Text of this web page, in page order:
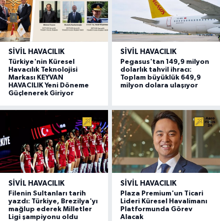
SIVIL HAVACILIK
Türkiye'nin Küresel
Havacılık Teknolojisi
Markası KEYVAN
HAVACILIK Yeni Döneme
Güçlenerek Giriyor
SIVIL HAVACILIK
Pegasus'tan 149,9 milyon
dolarlık tahvil ihracı:
Toplam büyüklük 649,9
milyon dolara ulaşıyor
SIVIL HAVACILIK
Filenin Sultanları tarih
yazdı: Türkiye, Brezilya'yı
mağlup ederek Milletler
Ligi şampiyonu oldu
SIVIL HAVACILIK
Plaza Premium'un Ticari
Lideri Küresel Havalimanı
Platformunda Görev
Alacak